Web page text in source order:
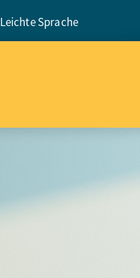
Leichte Sprache